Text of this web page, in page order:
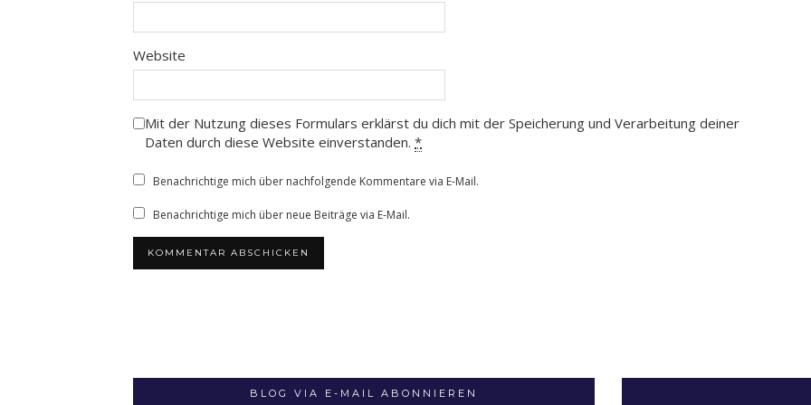
Website
Mit der Nutzung dieses Formulars erklärst du dich mit der Speicherung und Verarbeitung deiner
Daten durch diese Website einverstanden. *
Benachrichtige mich über nachfolgende Kommentare via E-Mail.
Benachrichtige mich über neue Beiträge via E-Mail.
BLOG VIA E-MAIL ABONNIEREN